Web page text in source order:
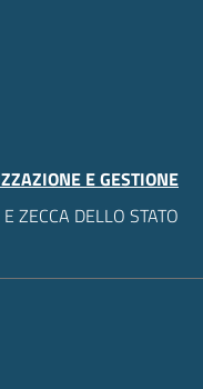
E GESTIONE
ZECCA DELLO STATO